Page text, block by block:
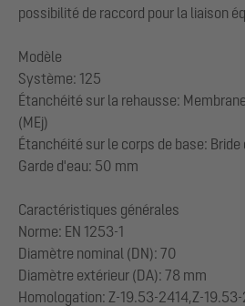
possibilité de raccord pour la liaison
Modèle
Système: 125
Étanchéité sur la rehausse:
(MEj)
Étanchéité sur le corps de base:
Garde d'eau: 50 mm
Caractéristiques générales
Norme: EN 1253-1
Diamètre nominal (DN): 70
Diamètre extérieur (DA): 78 mm
Homologation: Z-19.53-2414,Z-19.53-